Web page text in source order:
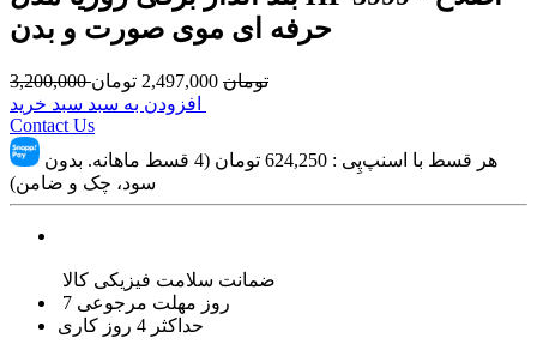
حرفه ای موی صورت و بدن
3,200,000 تومان 2,497,000 تومان
Contact Us
هر قسط با اسنپ‌پِی : 624,250
تومان (4 قسط ماهانه. بدون
سود، چک و ضامن)
ضمانت سلامت فیزیکی کالا
7 روز مهلت مرجوعی
حداکثر 4 روز کاری